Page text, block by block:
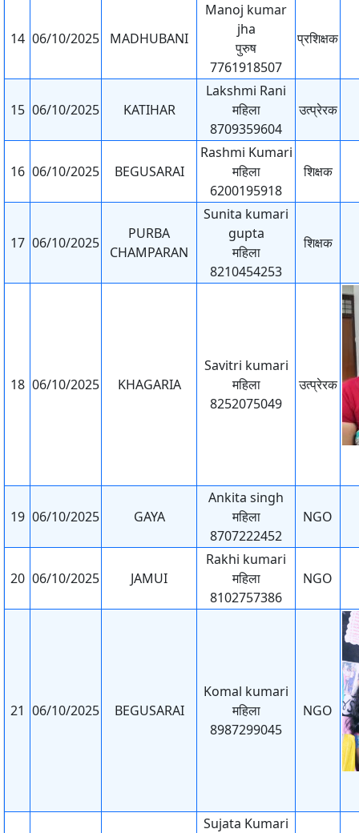
14 06/10/2025 MADHUBANI
Manoj kumar
jha
पुरुष
7761918507
प्रशिक्षक
15 06/10/2025 KATIHAR
Lakshmi Rani
महिला
8709359604
उत्प्रेरक
16 06/10/2025 BEGUSARAI
Rashmi Kumari
महिला
6200195918
शिक्षक
17 06/10/2025
PURBA
CHAMPARAN
Sunita kumari
gupta
महिला
8210454253
शिक्षक
18 06/10/2025 KHAGARIA
Savitri kumari
महिला
8252075049
उत्प्रेरक
19 06/10/2025 GAYA
Ankita singh
महिला
8707222452
NGO
20 06/10/2025 JAMUI
Rakhi kumari
महिला
8102757386
NGO
21 06/10/2025 BEGUSARAI
Komal kumari
महिला
8987299045
NGO
Sujata Kumari